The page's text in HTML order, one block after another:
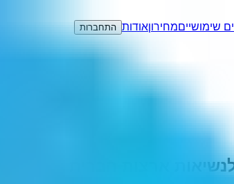
שימושייםמחירוןאודות התחברות
ארצות הברית 1920